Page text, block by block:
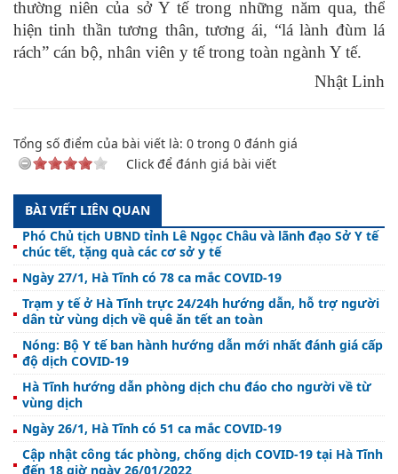
thường niên của sở Y tế trong những năm qua, thể
hiện tinh thần tương thân, tương ái, “lá lành đùm lá
rách” cán bộ, nhân viên y tế trong toàn ngành Y tế.
Nhật Linh
Tổng số điểm của bài viết là: 0 trong 0 đánh giá
Click để đánh giá bài viết
BÀI VIẾT LIÊN QUAN
Phó Chủ tịch UBND tỉnh Lê Ngọc Châu và lãnh đạo Sở Y tế
chúc tết, tặng quà các cơ sở y tế
Ngày 27/1, Hà Tĩnh có 78 ca mắc COVID-19
Trạm y tế ở Hà Tĩnh trực 24/24h hướng dẫn, hỗ trợ người
dân từ vùng dịch về quê ăn tết an toàn
Nóng: Bộ Y tế ban hành hướng dẫn mới nhất đánh giá cấp
độ dịch COVID-19
Hà Tĩnh hướng dẫn phòng dịch chu đáo cho người về từ
vùng dịch
Ngày 26/1, Hà Tĩnh có 51 ca mắc COVID-19
Cập nhật công tác phòng, chống dịch COVID-19 tại Hà Tĩnh
đến 18 giờ ngày 26/01/2022